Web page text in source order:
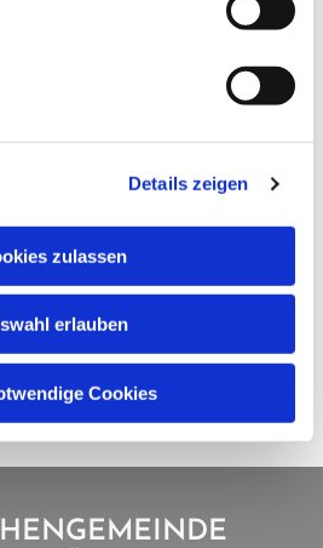
Details zeigen
zulassen
erlauben
Cookies